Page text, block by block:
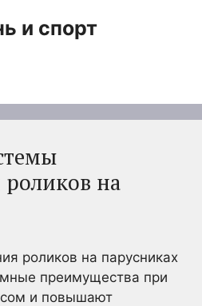
и спорт
на
роликов на парусниках
преимущества при
и повышают